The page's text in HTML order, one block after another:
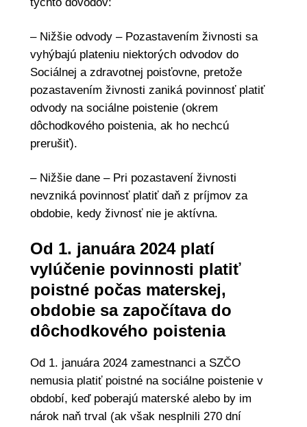
– Nižšie odvody – Pozastavením živnosti sa
vyhýbajú plateniu niektorých odvodov do
Sociálnej a zdravotnej poisťovne, pretože
pozastavením živnosti zaniká povinnosť platiť
odvody na sociálne poistenie (okrem
dôchodkového poistenia, ak ho nechcú
prerušiť).
– Nižšie dane – Pri pozastavení živnosti
nevzniká povinnosť platiť daň z príjmov za
obdobie, kedy živnosť nie je aktívna.
Od 1. januára 2024 platí
vylúčenie povinnosti platiť
poistné počas materskej,
obdobie sa započítava do
dôchodkového poistenia
Od 1. januára 2024 zamestnanci a SZČO
nemusia platiť poistné na sociálne poistenie v
období, keď poberajú materské alebo by im
nárok naň trval (ak však nesplnili 270 dní